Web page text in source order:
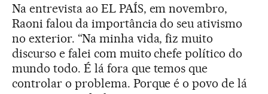
Na entrevista ao EL PAÍS, em novembro,
Raoni falou da importância do seu ativismo
no exterior. “Na minha vida, fiz muito
discurso e falei com muito chefe político do
mundo todo. É lá fora que temos que
controlar o problema. Porque é o povo de lá